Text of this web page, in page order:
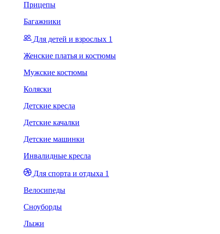
Прицепы
Багажники
Для детей и взрослых 1
Женские платья и костюмы
Мужские костюмы
Коляски
Детские кресла
Детские качалки
Детские машинки
Инвалидные кресла
Для спорта и отдыха 1
Велосипеды
Сноуборды
Лыжи